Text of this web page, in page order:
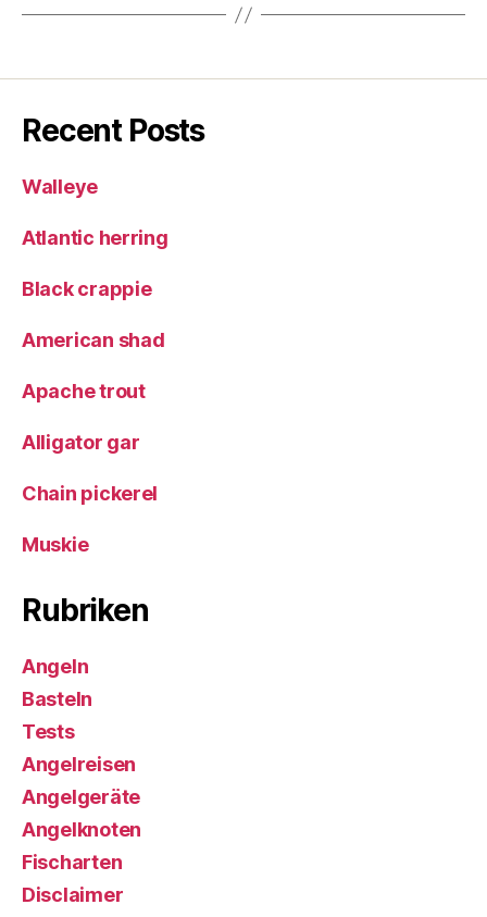
Recent Posts
Walleye
Atlantic herring
Black crappie
American shad
Apache trout
Alligator gar
Chain pickerel
Muskie
Rubriken
Angeln
Basteln
Tests
Angelreisen
Angelgeräte
Angelknoten
Fischarten
Disclaimer